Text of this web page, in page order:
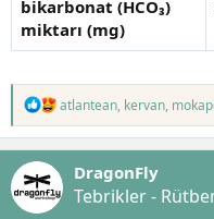
bikarbonat (HCO₃)
miktarı (mg)
T
p
k
i
l
e
atlantean, kervan,
DragonFly
Tebrikler -